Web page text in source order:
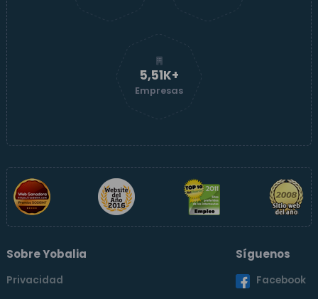
5,51K+
Empresas
Sobre Yobalia
Privacidad
Síguenos
Facebook